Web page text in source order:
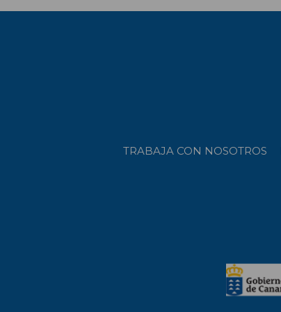
TRABAJA CON NOSOTROS